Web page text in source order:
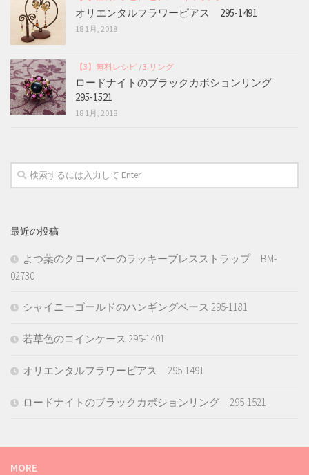
オリエンタルフラワーピアス 295-1491
18 1月, 2018
【3】無料レシピ /3.リング
ロードナイトのブラックカボションリング
295-1521
18 1月, 2018
最近の投稿
よつ葉のクローバーのラッキーブレスストラップ BM-
02730
シャイニーゴールドのハンギングベース 295-1181
若草色のコインケース 295-1401
オリエンタルフラワーピアス 295-1491
ロードナイトのブラックカボションリング 295-1521
MORE